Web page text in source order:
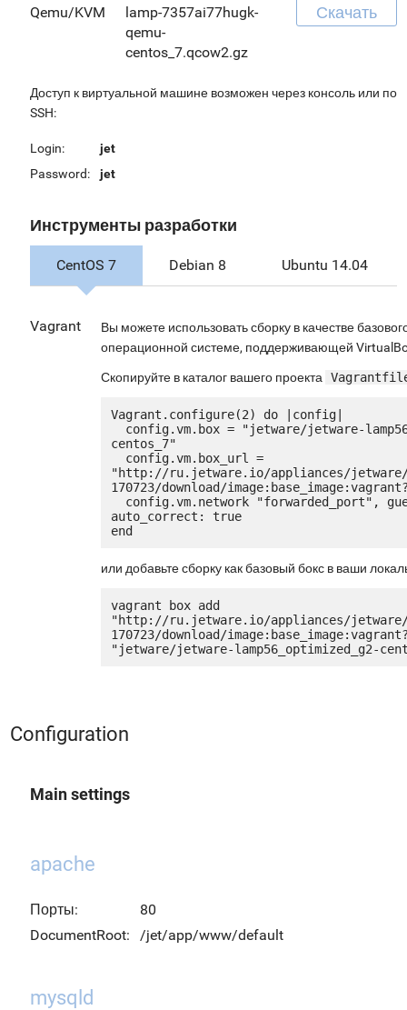
Qemu/KVM
lamp-7357ai77hugk-
qemu-
centos_7.qcow2.gz
Скачать
Доступ к виртуальной машине возможен через консоль или по
SSH:
Login:
jet
Password:
jet
Инструменты разработки
CentOS 7 Debian 8 Ubuntu 14.04
Vagrant
Вы можете использовать сборку в качестве
операционной системе, поддерживающей
Скопируйте в каталог вашего проекта
Vagrant.configure(2) do |config|
centos_7"
"http://ru.jetware.io/appliances/jetware/
170723/download/
auto_correct: true
или добавьте сборку как базовый бокс в ваши
vagrant box add
"http://ru.jetware.io/appliances/jetware/
170723/download/
Configuration
Main settings
apache
Порты:
80
DocumentRoot:
/jet/app/www/default
mysqld